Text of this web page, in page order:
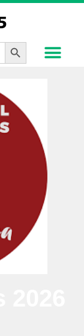
Botón de